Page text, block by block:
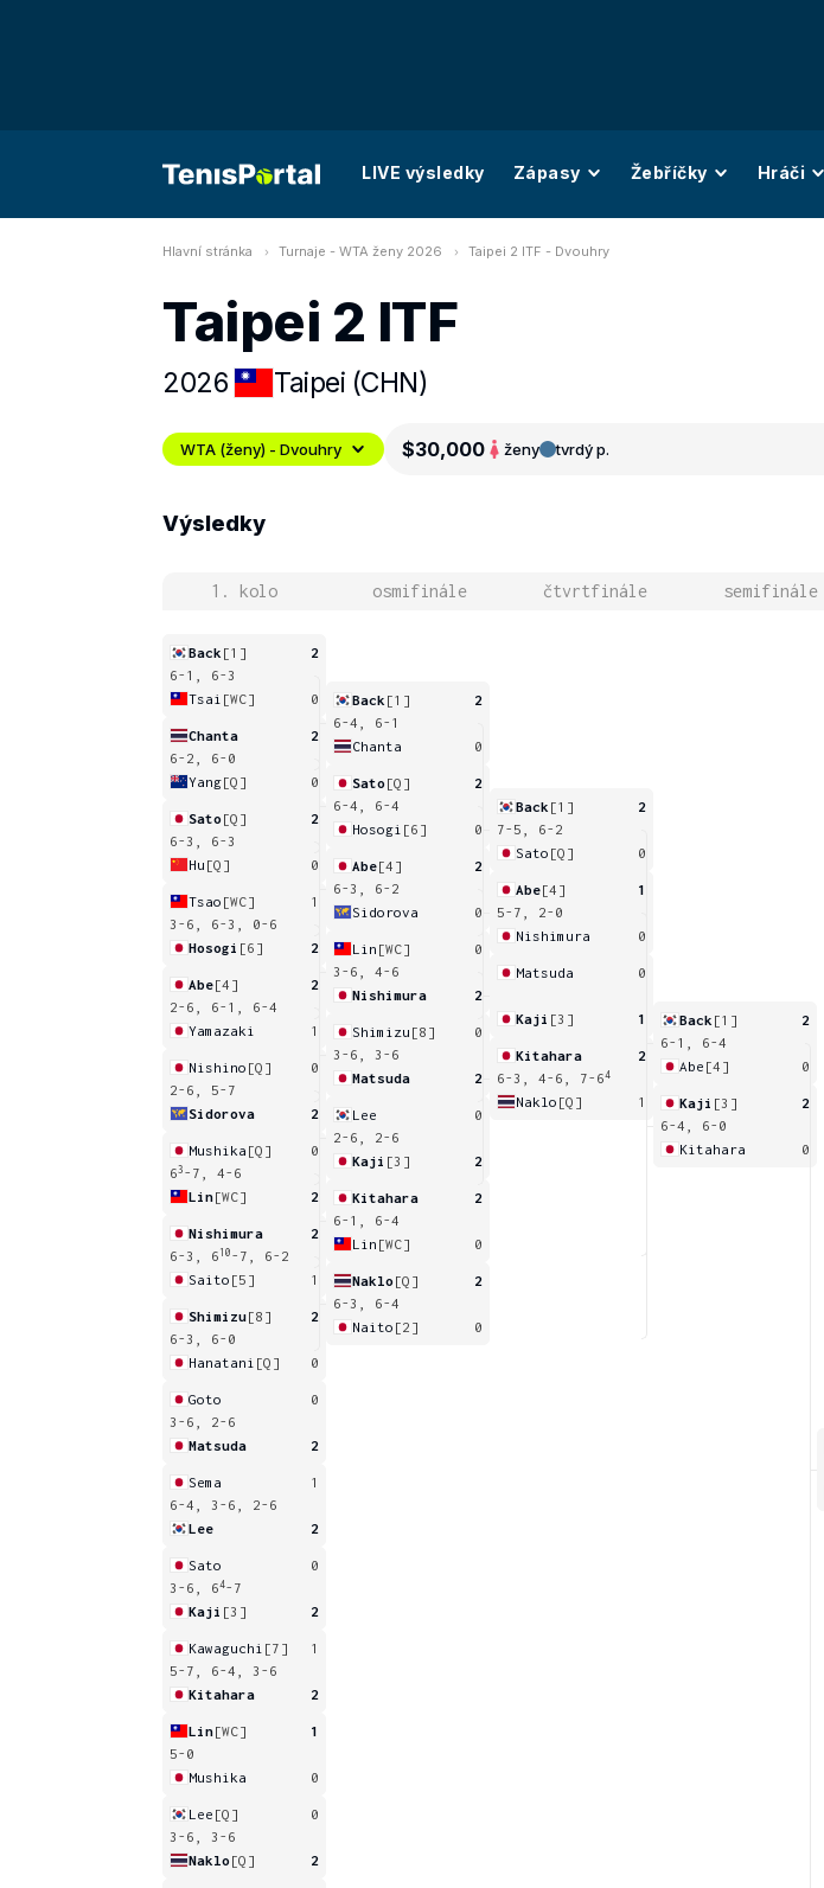
LIVE výsledky Zápasy Žebříčky Hráči
Hlavní stránka Turnaje - WTA ženy 2026 Taipei 2 ITF - Dvouhry
Taipei 2 ITF
2026 Taipei (CHN)
WTA (ženy) - Dvouhry $30,000 ženy tvrdý p.
Výsledky
1. kolo osmifinále čtvrtfinále semifinále
Back [1]
2
6-1, 6-3
Tsai [WC] 0
Chanta
2
6-2, 6-0
Yang[Q] 0
Sato [Q]
2
6-3, 6-3
Hu [Q] 0
Tsao [WC]
1
3-6, 6-3, 0-6
Hosogi [6] 2
Abe[4]
2
2-6, 6-1, 6-4
Yamazaki
1
Nishino [Q]
0
2-6, 5-7
Sidorova
2
Mushika [Q]
0
63 -7, 4-6
Lin[WC] 2
Nishimura
2
6-3, 6 10 -7, 6-2
Saito [5] 1
Shimizu[8]
2
6-3, 6-0
Hanatani [Q] 0
Goto
0
3-6, 2-6
Matsuda
2
Sema
1
6-4, 3-6, 2-6
Lee
2
Sato
0
3-6, 64-7
Kaji [3] 2
Kawaguchi [7]
1
5-7, 6-4, 3-6
Kitahara
2
Lin[WC]
1
5-0
Mushika
0
Lee [Q]
0
3-6, 3-6
Naklo [Q] 2
Back [1]
2
6-4, 6-1
Chanta
0
Sato [Q]
2
6-4, 6-4
Hosogi [6] 0
Abe[4]
2
6-3, 6-2
Sidorova
0
Lin [WC]
0
3-6, 4-6
Nishimura
2
Shimizu [8]
0
3-6, 3-6
Matsuda
2
Lee
0
2-6, 2-6
Kaji [3] 2
Kitahara
2
6-1, 6-4
Lin [WC] 0
Naklo [Q]
2
6-3, 6-4
Naito [2] 0
Back [1]
2
7-5, 6-2
Sato [Q] 0
Abe[4]
1
5-7, 2-0
Nishimura
0
Matsuda 0
Kaji [3] 1
Kitahara
2
6-3, 4-6, 7-64
Naklo [Q] 1
Back [1]
2
6-1, 6-4
Abe [4] 0
Kaji [3]
2
6-4, 6-0
Kitahara
0